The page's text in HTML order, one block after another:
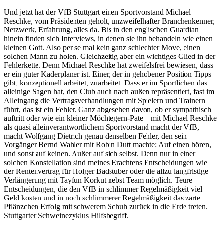
Und jetzt hat der VfB Stuttgart einen Sportvorstand Michael
Reschke, vom Präsidenten geholt, unzweifelhafter Branchenkenner,
Netzwerk, Erfahrung, alles da. Bis in den englischen Guardian
hinein finden sich Interviews, in denen sie ihn behandeln wie einen
kleinen Gott. Also per se mal kein ganz schlechter Move, einen
solchen Mann zu holen. Gleichzeitig aber ein wichtiges Glied in der
Fehlerkette. Denn Michael Reschke hat zweifelsfrei bewiesen, dass
er ein guter Kaderplaner ist. Einer, der in gehobener Position Tipps
gibt, konzeptionell arbeitet, zuarbeitet. Dass er im Sportlichen das
alleinige Sagen hat, den Club auch nach außen repräsentiert, fast im
Alleingang die Vertragsverhandlungen mit Spielern und Trainern
führt, das ist ein Fehler. Ganz abgesehen davon, ob er sympathisch
auftritt oder wie ein kleiner Möchtegern-Pate – mit Michael Reschke
als quasi alleinverantwortlichem Sportvorstand macht der VfB,
macht Wolfgang Dietrich genau denselben Fehler, den sein
Vorgänger Bernd Wahler mit Robin Dutt machte: Auf einen hören,
und sonst auf keinen. Außer auf sich selbst. Denn nur in einer
solchen Konstellation sind meines Erachtens Entscheidungen wie
der Rentenvertrag für Holger Badstuber oder die allzu langfristige
Verlängerung mit Tayfun Korkut nebst Team möglich. Teure
Entscheidungen, die den VfB in schlimmer Regelmäßigkeit viel
Geld kosten und in noch schlimmerer Regelmäßigkeit das zarte
Pflänzchen Erfolg mit schwerem Schuh zurück in die Erde treten.
Stuttgarter Schweinezyklus Hilfsbegriff.